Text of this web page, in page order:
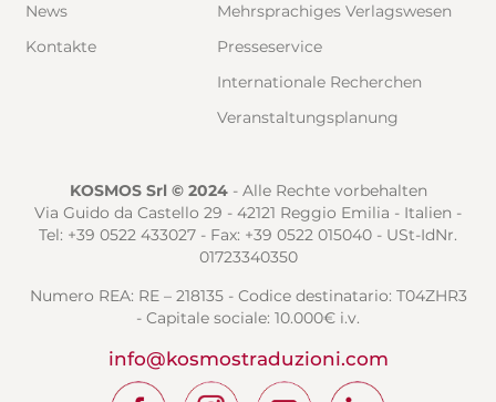
News
Kontakte
Mehrsprachiges Verlagswesen
Presseservice
Internationale Recherchen
Veranstaltungsplanung
KOSMOS Srl © 2024- Alle Rechte vorbehalten
Via Guido da Castello 29 - 42121 Reggio Emilia - Italien -
Tel: +39 0522 433027 - Fax: +39 0522 015040 - USt-IdNr.
01723340350
Numero REA: RE – 218135 - Codice destinatario: T04ZHR3
- Capitale sociale: 10.000€ i.v.
info@kosmostraduzioni.com